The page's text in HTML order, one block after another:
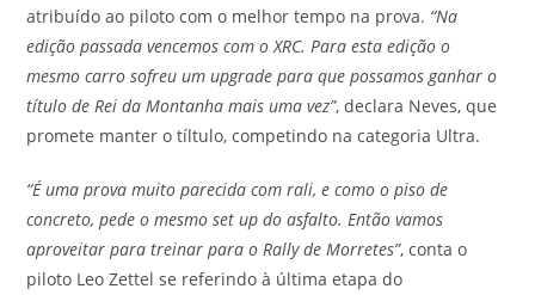
atribuído ao piloto com o melhor tempo na prova. “Na
edição passada vencemos com o XRC. Para esta edição o
mesmo carro sofreu um upgrade para que possamos ganhar o
título de Rei da Montanha mais uma vez”, declara Neves, que
promete manter o tíltulo, competindo na categoria Ultra.
“É uma prova muito parecida com rali, e como o piso de
concreto, pede o mesmo set up do asfalto. Então vamos
aproveitar para treinar para o Rally de Morretes”, conta o
piloto Leo Zettel se referindo à última etapa do